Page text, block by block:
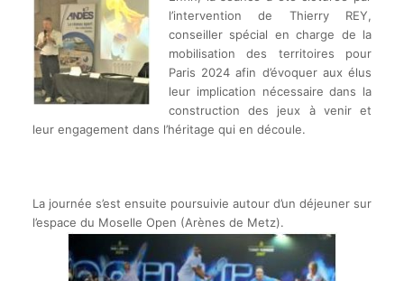
l’intervention de Thierry REY,
conseiller spécial en charge de la
mobilisation des territoires pour
Paris 2024 afin d’évoquer aux élus
leur implication nécessaire dans la
construction des jeux à venir et
leur engagement dans l’héritage qui en découle.
La journée s’est ensuite poursuivie autour d’un déjeuner sur
l’espace du Moselle Open (Arènes de Metz).